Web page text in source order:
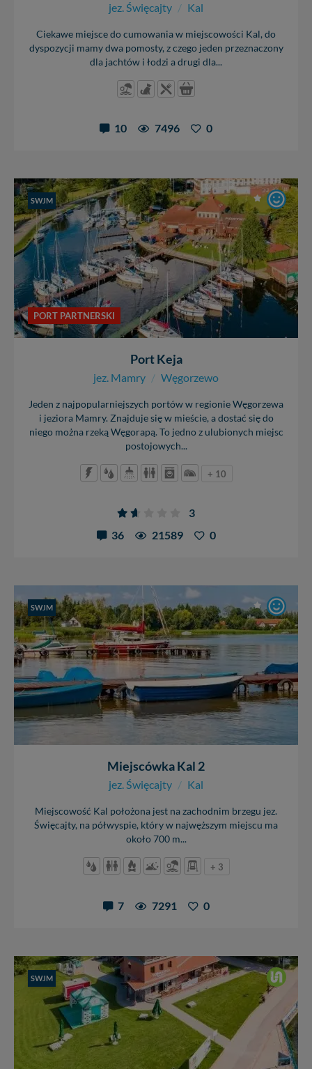
jez. Święcajty / Kal
Ciekawe miejsce do cumowania w miejscowości Kal, do
dyspozycji mamy dwa pomosty, z czego jeden przeznaczony
dla jachtów i łodzi a drugi dla...
10 7496 0
SWJM
PORT PARTNERSKI
Port Keja
jez. Mamry / Węgorzewo
Jeden z najpopularniejszych portów w regionie Węgorzewa
i jeziora Mamry. Znajduje się w mieście, a dostać się do
niego można rzeką Węgorapą. To jedno z ulubionych miejsc
postojowych...
+ 10
3
36
21589 0
SWJM
Miejscówka Kal 2
jez. Święcajty / Kal
Miejscowość Kal położona jest na zachodnim brzegu jez.
Święcajty, na półwyspie, który w najwęższym miejscu ma
około 700 m...
+ 3
7 7291 0
SWJM